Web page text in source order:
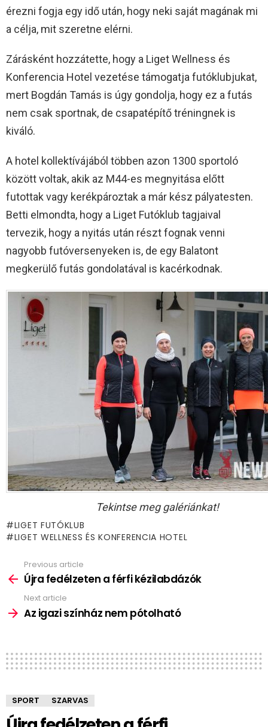
érezni fogja egy idő után, hogy neki saját magának mi
a célja, mit szeretne elérni.
Zárásként hozzátette, hogy a Liget Wellness és
Konferencia Hotel vezetése támogatja futóklubjukat,
mert Bogdán Tamás is úgy gondolja, hogy ez a futás
nem csak sportnak, de csapatépítő tréningnek is
kiváló.
A hotel kollektívájából többen azon 1300 sportoló
között voltak, akik az M44-es megnyitása előtt
futottak vagy kerékpároztak a már kész pályatesten.
Betti elmondta, hogy a Liget Futóklub tagjaival
tervezik, hogy a nyitás után részt fognak venni
nagyobb futóversenyeken is, de egy Balatont
megkerülő futás gondolatával is kacérkodnak.
Tekintse meg galériánkat!
LIGET FUTÓKLUB
LIGET WELLNESS ÉS KONFERENCIA HOTEL
more
Previous article
Újra fedélzeten a férfi kézilabdázók
Next article
Az igazi színház nem pótolható
SPORT SZARVAS